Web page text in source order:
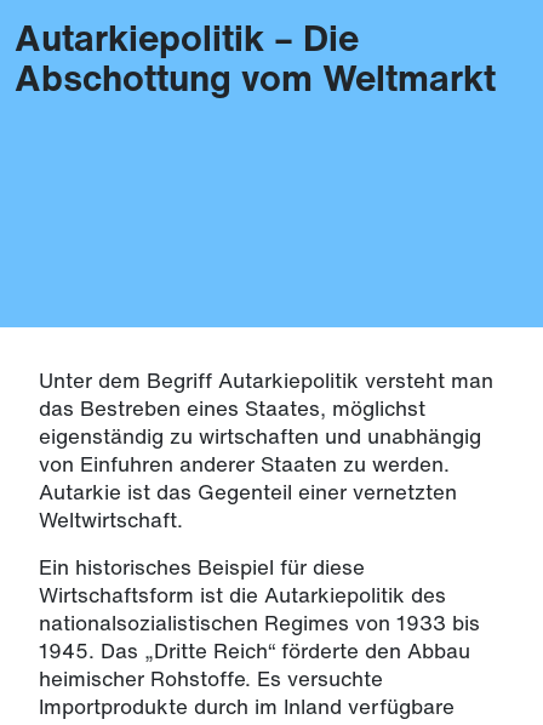
Themen
Autarkiepolitik – Die
Abschottung vom Weltmarkt
Unter dem Begriff Autarkiepolitik versteht man
das Bestreben eines Staates, möglichst
eigenständig zu wirtschaften und unabhängig
von Einfuhren anderer Staaten zu werden.
Autarkie ist das Gegenteil einer vernetzten
Weltwirtschaft.
Ein historisches Beispiel für diese
Wirtschaftsform ist die Autarkiepolitik des
nationalsozialistischen Regimes von 1933 bis
1945. Das „Dritte Reich“ förderte den Abbau
heimischer Rohstoffe. Es versuchte
Importprodukte durch im Inland verfügbare